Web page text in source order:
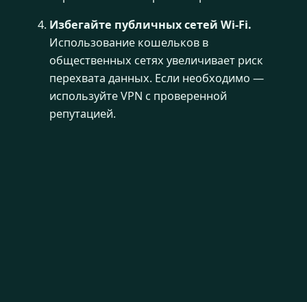
Избегайте публичных сетей Wi-Fi.
Использование кошельков в
общественных сетях увеличивает риск
перехвата данных. Если необходимо —
используйте VPN с проверенной
репутацией.